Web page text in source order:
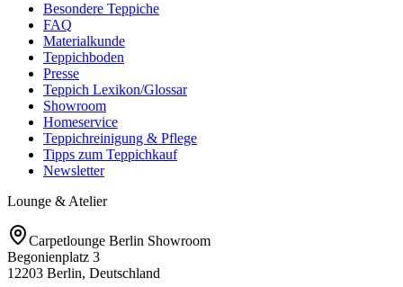
Besondere Teppiche
FAQ
Materialkunde
Teppichboden
Presse
Teppich Lexikon/Glossar
Showroom
Homeservice
Teppichreinigung & Pflege
Tipps zum Teppichkauf
Newsletter
Lounge & Atelier
Carpetlounge Berlin Showroom
Begonienplatz 3
12203 Berlin, Deutschland